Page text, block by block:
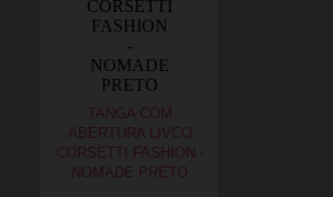
TANGA COM
ABERTURA LIVCO
CORSETTI FASHION -
NOMADE PRETO